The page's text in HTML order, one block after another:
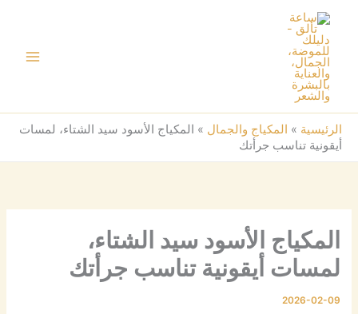
المحتوى
الرئيسية » المكياج والجمال » المكياج الأسود سيد الشتاء، لمسات
أيقونية تناسب جرأتك
المكياج الأسود سيد الشتاء،
لمسات أيقونية تناسب جرأتك
2026-02-09